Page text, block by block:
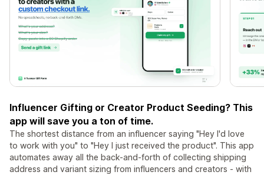
Influencer Gifting or Creator Product Seeding? This
app will save you a ton of time.
The shortest distance from an influencer saying "Hey I'd love
to work with you" to "Hey I just received the product". This app
automates away all the back-and-forth of collecting shipping
address and variant sizing from influencers and creators - with